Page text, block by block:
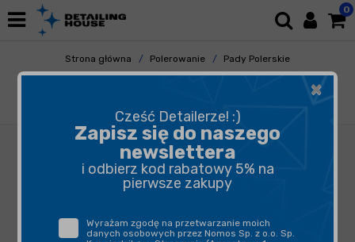
0
Strona główna Polerowanie
Pady Polerskie
Gąbki Polerskie
×
Cześć Detailerze! :)
Zapisz się do naszego
newslettera
i odbierz kod rabatowy 5% na
pierwsze zakupy
Wyrażam zgodę na przetwarzanie moich
danych osobowych przez Nomos Sp. z o.o. Sp.